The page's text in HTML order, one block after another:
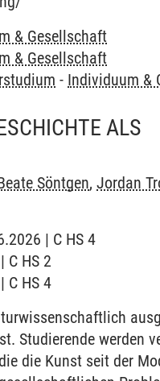
& Gesellschaft
& Gesellschaft
- Individuum &
ALS
Söntgen,Jordan
| C HS 4
C HS 2
C HS 4
Studierende werden
die Kunst seit der